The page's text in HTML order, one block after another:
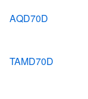
AQD70D
TAMD70D